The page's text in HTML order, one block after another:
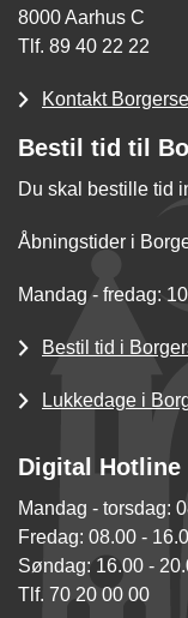
8000 Aarhus C
Tlf. 89 40 22 22
Kontakt
Bestil tid til
Du skal bestille tid
Åbningstider i
Mandag - fredag:
Bestil tid i
Lukkedage i
Digital Hotline
Mandag - torsdag:
Fredag: 08.00 -
Søndag: 16.00 -
Tlf. 70 20 00 00